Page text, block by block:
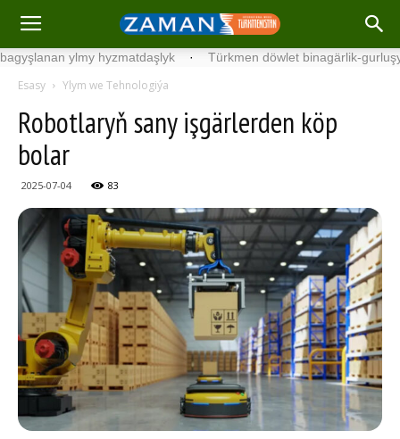
ylmy hyzmatdaşlyk · Türkmen döwlet binagärlik-gurluşyk
Esasy Ylym we Tehnologiýa
Robotlaryň sany işgärlerden köp
bolar
2025-07-04 83